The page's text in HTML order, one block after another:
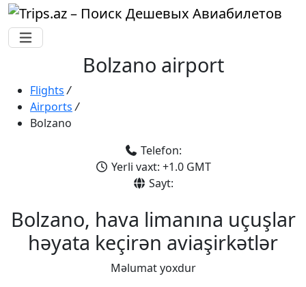
Bolzano airport
Flights /
Airports /
Bolzano
Telefon:
Yerli vaxt: +1.0 GMT
Sayt:
Bolzano, hava limanına uçuşlar
həyata keçirən aviaşirkətlər
Məlumat yoxdur